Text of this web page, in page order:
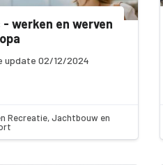
- werken en werven
update 02/12/2024
Recreatie, Jachtbouw en